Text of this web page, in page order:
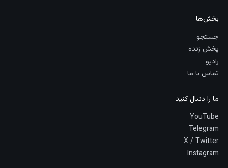
بخش‌ها
جستجو
پخش زنده
رادیو
تماس با ما
ما را دنبال کنید
YouTube
Telegram
X / Twitter
Instagram